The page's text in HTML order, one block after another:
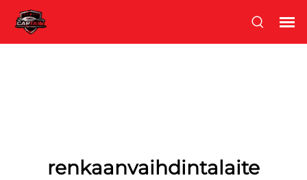
renkaanvaihdintalaite